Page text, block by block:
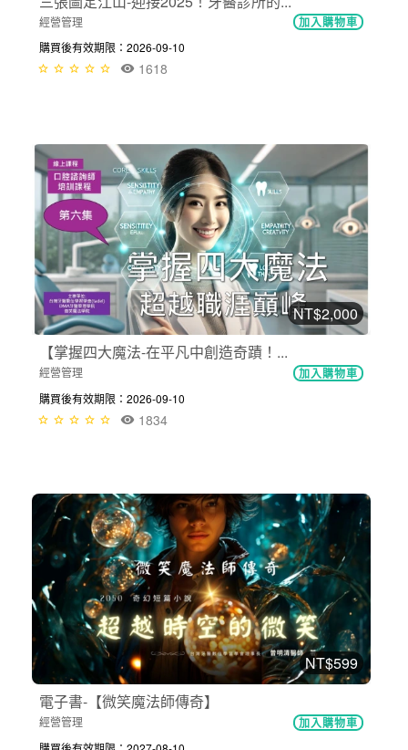
經營管理 加入購物車
購買後有效期限：2026-09-10
1618
NT$2,000
【掌握四大魔法-在平凡中創造奇蹟！...
經營管理 加入購物車
購買後有效期限：2026-09-10
1834
NT$599
電子書-【微笑魔法師傳奇】
經營管理 加入購物車